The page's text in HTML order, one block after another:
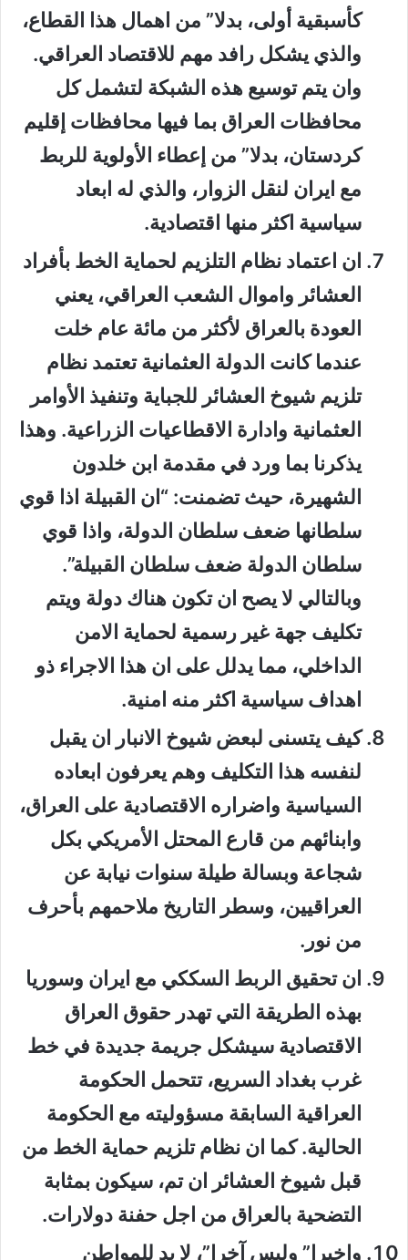
كأسبقية أولى، بدلا” من اهمال هذا القطاع،
والذي يشكل رافد مهم للاقتصاد العراقي.
وان يتم توسيع هذه الشبكة لتشمل كل
محافظات العراق بما فيها محافظات إقليم
كردستان، بدلا” من إعطاء الأولوية للربط
مع ايران لنقل الزوار، والذي له ابعاد
سياسية اكثر منها اقتصادية.
ان اعتماد نظام التلزيم لحماية الخط بأفراد
العشائر واموال الشعب العراقي، يعني
العودة بالعراق لأكثر من مائة عام خلت
عندما كانت الدولة العثمانية تعتمد نظام
تلزيم شيوخ العشائر للجباية وتنفيذ الأوامر
العثمانية وادارة الاقطاعيات الزراعية. وهذا
يذكرنا بما ورد في مقدمة ابن خلدون
الشهيرة، حيث تضمنت: “ان القبيلة اذا قوي
سلطانها ضعف سلطان الدولة، واذا قوي
سلطان الدولة ضعف سلطان القبيلة”.
وبالتالي لا يصح ان تكون هناك دولة ويتم
تكليف جهة غير رسمية لحماية الامن
الداخلي، مما يدلل على ان هذا الاجراء ذو
اهداف سياسية اكثر منه امنية.
كيف يتسنى لبعض شيوخ الانبار ان يقبل
لنفسه هذا التكليف وهم يعرفون ابعاده
السياسية واضراره الاقتصادية على العراق،
وابنائهم من قارع المحتل الأمريكي بكل
شجاعة وبسالة طيلة سنوات نيابة عن
العراقيين، وسطر التاريخ ملاحمهم بأحرف
من نور.
ان تحقيق الربط السككي مع ايران وسوريا
بهذه الطريقة التي تهدر حقوق العراق
الاقتصادية سيشكل جريمة جديدة في خط
غرب بغداد السريع، تتحمل الحكومة
العراقية السابقة مسؤوليته مع الحكومة
الحالية. كما ان نظام تلزيم حماية الخط من
قبل شيوخ العشائر ان تم، سيكون بمثابة
التضحية بالعراق من اجل حفنة دولارات.
واخيرا” وليس آخرا”، لا بد للمواطن